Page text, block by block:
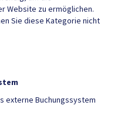
Website zu ermöglichen.
Sie diese Kategorie nicht
externe Buchungssystem